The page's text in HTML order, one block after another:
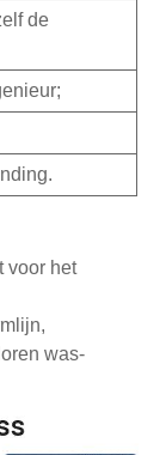
de
voor het
was-